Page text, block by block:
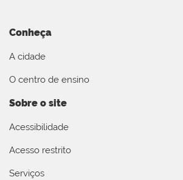
Conheça
A cidade
O centro de ensino
Sobre o site
Acessibilidade
Acesso restrito
Serviços